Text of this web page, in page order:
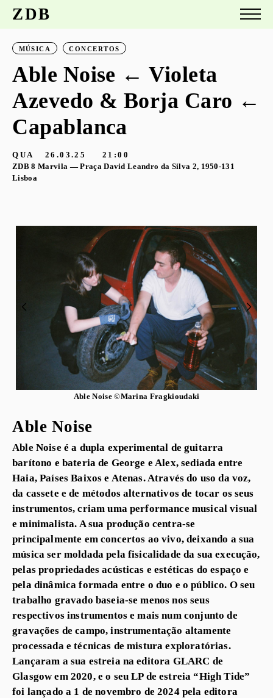
ZDB
MÚSICA CONCERTOS
Able Noise ← Violeta
Azevedo & Borja Caro ←
Capablanca
QUA 26.03.25
21:00
ZDB 8 Marvila — Praça David Leandro da Silva 2, 1950-131
Lisboa
Able Noise ©Marina Fragkioudaki
Able Noise
Able Noise é a dupla experimental de guitarra
barítono e bateria de George e Alex, sediada entre
Haia, Países Baixos e Atenas. Através do uso da voz,
da cassete e de métodos alternativos de tocar os seus
instrumentos, criam uma performance musical visual
e minimalista. A sua produção centra-se
principalmente em concertos ao vivo, deixando a sua
música ser moldada pela fisicalidade da sua execução,
pelas propriedades acústicas e estéticas do espaço e
pela dinâmica formada entre o duo e o público. O seu
trabalho gravado baseia-se menos nos seus
respectivos instrumentos e mais num conjunto de
gravações de campo, instrumentação altamente
processada e técnicas de mistura exploratórias.
Lançaram a sua estreia na editora GLARC de
Glasgow em 2020, e o seu LP de estreia “High Tide”
foi lançado a 1 de novembro de 2024 pela editora